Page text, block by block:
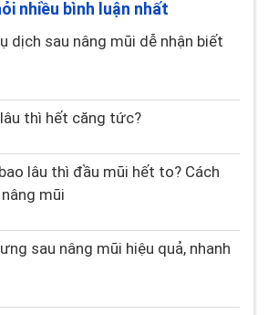
nhiều bình luận nhất
lâu thì hết căng tức?
mũi